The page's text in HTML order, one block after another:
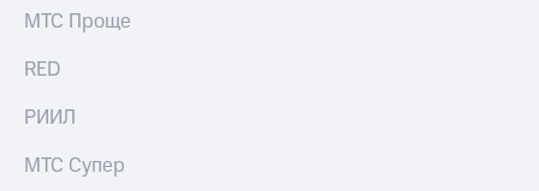
МТС Проще
RED
РИИЛ
МТС Супер